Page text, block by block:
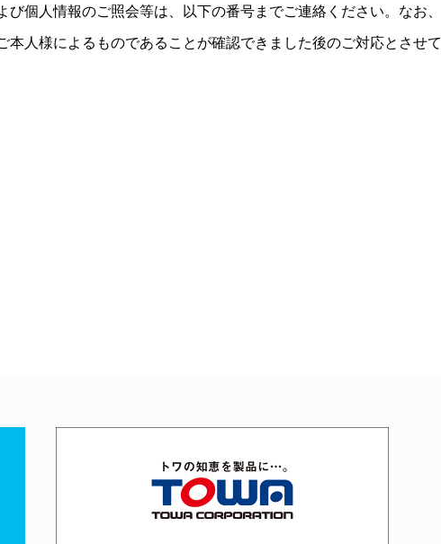
個人情報のご照会等は、以下の番号までご連絡ください。なお、
人様によるものであることが確認できました後のご対応とさせて